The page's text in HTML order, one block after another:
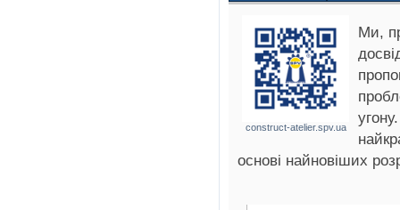
construct-atelier.spv.ua
Ми,
основі найновіших